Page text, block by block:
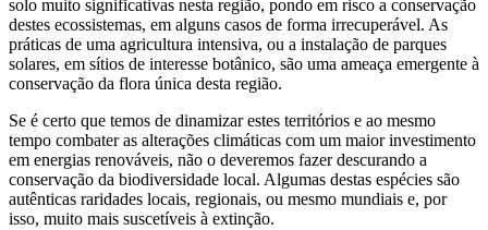
solo muito significativas nesta região, pondo em risco a conservação
destes ecossistemas, em alguns casos de forma irrecuperável. As
práticas de uma agricultura intensiva, ou a instalação de parques
solares, em sítios de interesse botânico, são uma ameaça emergente à
conservação da flora única desta região.
Se é certo que temos de dinamizar estes territórios e ao mesmo
tempo combater as alterações climáticas com um maior investimento
em energias renováveis, não o deveremos fazer descurando a
conservação da biodiversidade local. Algumas destas espécies são
autênticas raridades locais, regionais, ou mesmo mundiais e, por
isso, muito mais suscetíveis à extinção.